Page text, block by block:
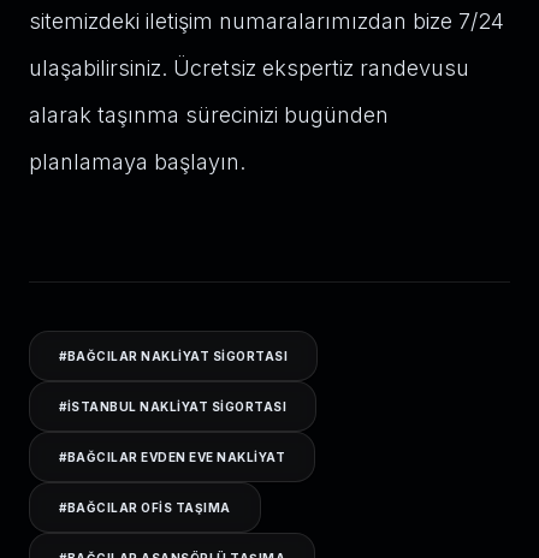
sitemizdeki iletişim numaralarımızdan bize 7/24
ulaşabilirsiniz. Ücretsiz ekspertiz randevusu
alarak taşınma sürecinizi bugünden
planlamaya başlayın.
#BAĞCILAR NAKLIYAT SIGORTASI
#ISTANBUL NAKLIYAT SIGORTASI
#BAĞCILAR EVDEN EVE NAKLIYAT
#BAĞCILAR OFIS TAŞIMA